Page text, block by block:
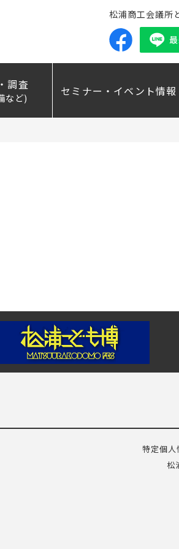
松浦商工会議所
調査
など) セミナー・イベント情報
特定個
松